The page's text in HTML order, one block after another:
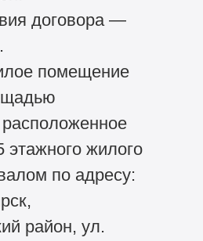
договора —
помещение
этажного жилого
по адресу:
район, ул.